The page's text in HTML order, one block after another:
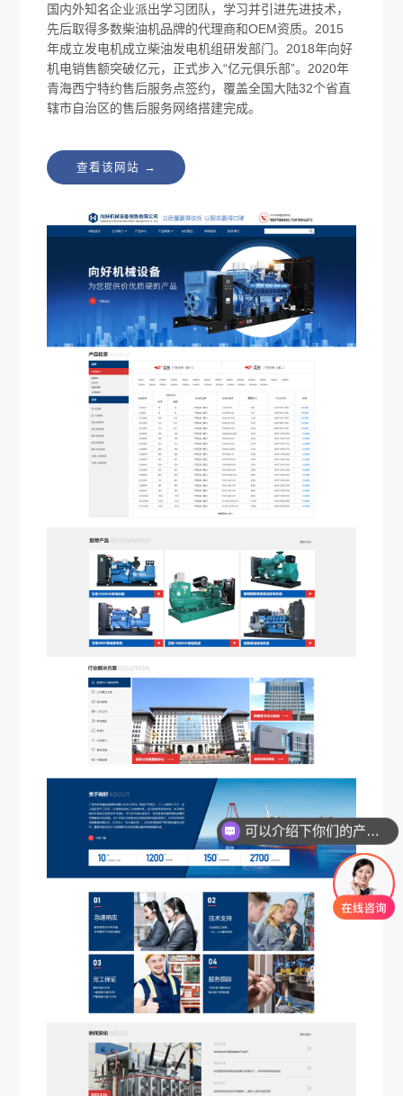
国内外知名企业派出学习团队，学习并引进先进技术，
先后取得多数柴油机品牌的代理商和OEM资质。2015
年成立发电机成立柴油发电机组研发部门。2018年向好
机电销售额突破亿元，正式步入“亿元俱乐部”。2020年
青海西宁特约售后服务点签约，覆盖全国大陆32个省直
辖市自治区的售后服务网络搭建完成。
查看该网站 →
可以介绍下你们的产品么